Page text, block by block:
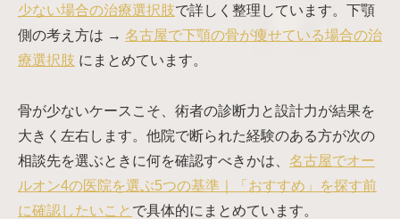
少ない場合の治療選択肢で詳しく整理しています。下顎
側の考え方は → 名古屋で下顎の骨が痩せている場合の治
療選択肢 にまとめています。
骨が少ないケースこそ、術者の診断力と設計力が結果を
大きく左右します。他院で断られた経験のある方が次の
相談先を選ぶときに何を確認すべきかは、 名古屋でオー
ルオン4の医院を選ぶ5つの基準｜「おすすめ」を探す前
に確認したいこと で具体的にまとめています。